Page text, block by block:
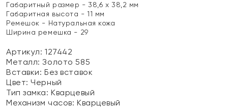
Габаритный размер - 38,6 х 38,2 мм
Габаритная высота - 11 мм
Ремешок - Натуральная кожа
Ширина ремешка - 29
Артикул: 127442
Металл:Золото 585
Вставки:Без вставок
Цвет:Черный
Тип замка:Кварцевый
Механизм часов: Кварцевый